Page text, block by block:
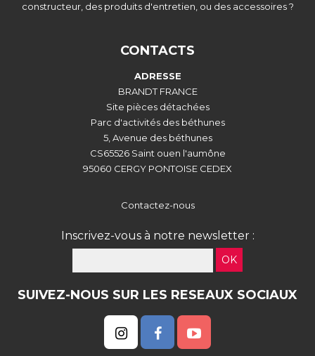
constructeur, des produits d'entretien, ou des accessoires ?
CONTACTS
ADRESSE
BRANDT FRANCE
Site pièces détachées
Parc d'activités des béthunes
5, Avenue des béthunes
CS65526 Saint ouen l'aumône
95060 CERGY PONTOISE CEDEX
Contactez-nous
Inscrivez-vous à notre newsletter :
OK
SUIVEZ-NOUS SUR LES RESEAUX SOCIAUX